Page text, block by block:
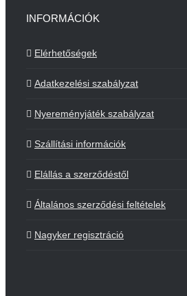
INFORMÁCIÓK
Elérhetőségek
Adatkezelési szabályzat
Nyereményjáték szabályzat
Szállítási információk
Elállás a szerződéstől
Általános szerződési feltételek
Nagyker regisztráció